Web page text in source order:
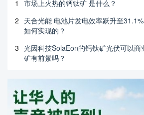
1
市场上火热的钙钛矿 是什么？
2 天合光能 电池片发电效率跃升至
如何实现的？
3 光因科技SolaEon的钙钛矿光伏可以
矿有前景吗？